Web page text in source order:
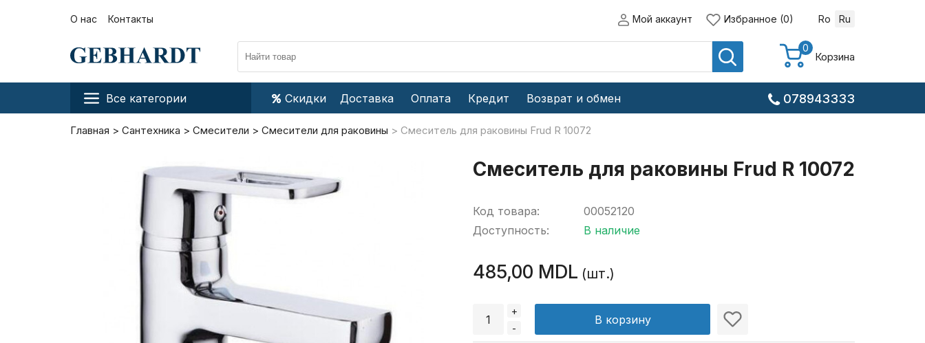
О нас Контакты Мой аккаунт Избранное (0) Ro Ru
0
Корзина
Все категории Скидки Доставка Оплата Кредит Возврат и обмен 078943333
Главная Сантехника Смесители Смесители для раковины Смеситель для раковины Frud R 10072
Смеситель для раковины Frud R 10072
Код товара:
Доступность:
00052120
В наличие
485,00 MDL (шт.)
+
-
В корзину